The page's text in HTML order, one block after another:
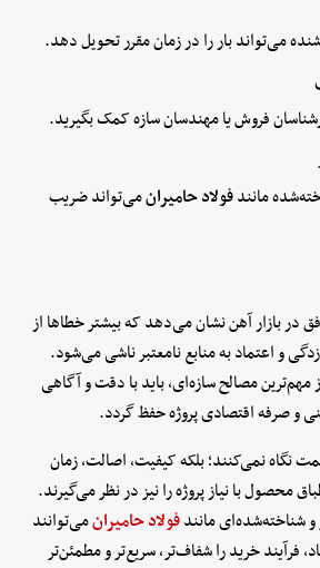
می‌تواند بار را در زمان مقرر تحویل دهد.
فروش یا مهندسان سازه کمک بگیرید.
مانندفولاد حامیرانمی‌تواند ضریب
در بازار آهن نشان می‌دهد که بیشتر خطاها از
و اعتماد به منابع نامعتبر ناشی می‌شود.
مهم‌ترین مصالح سازه‌ای، باید با دقت و آگاهی
و صرفه اقتصادی پروژه حفظ گردد.
نگاه نمی‌کنند؛ بلکه کیفیت، اصالت، زمان
محصول با نیاز پروژه را نیز در نظر می‌گیرند.
و شناخته‌شده‌ای مانندفولاد حامیرانمی‌توانند
فرآیند خرید را شفاف‌تر، سریع‌تر و مطمئن‌تر